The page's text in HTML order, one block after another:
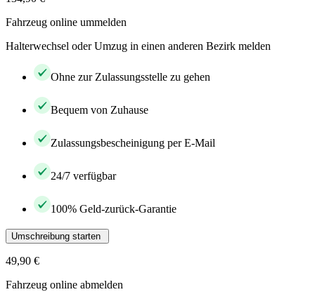
Fahrzeug online ummelden
Halterwechsel oder Umzug in einen anderen Bezirk melden
Ohne zur Zulassungsstelle zu gehen
Bequem von Zuhause
Zulassungsbescheinigung per E-Mail
24/7 verfügbar
100% Geld-zurück-Garantie
Umschreibung starten
49,90 €
Fahrzeug online abmelden